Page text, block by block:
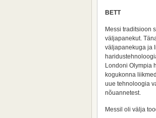
BETT
Messi traditsioon
väljapanekut.
väljapanekuga ja
Londoni Olympia
kogukonna
uue tehnoloogia
nõuannetest.
Messil oli välja